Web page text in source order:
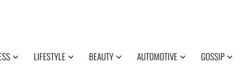
LIFESTYLE BEAUTY AUTOMOTIVE GOSSIP